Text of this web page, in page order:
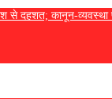
से दहशत; कानून-व्यवस्था